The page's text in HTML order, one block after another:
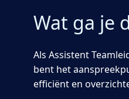
Wat ga je
Als Assistent
bent het
efficiënt en